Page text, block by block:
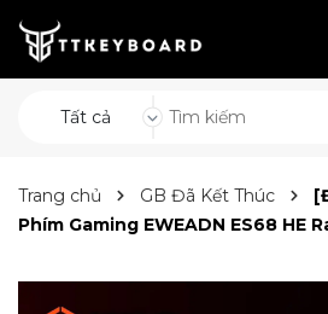
Tất cả
Trang chủ GB Đã Kết Thúc
Phím Gaming EWEADN ES68 HE